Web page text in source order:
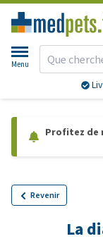
Menu
Profitez de
Revenir
La